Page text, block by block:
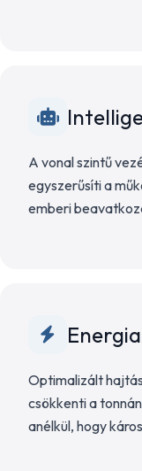
A vonal szintű
egyszerűsíti a
emberi
Optimalizált
csökkenti a
anélkül, hogy